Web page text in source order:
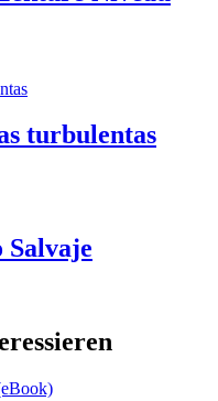
turbulentas
Salvaje